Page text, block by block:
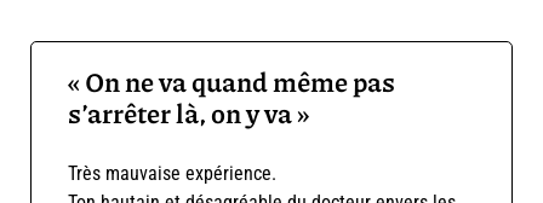
« On ne va quand même pas
s’arrêter là, on y va »
Très mauvaise expérience.